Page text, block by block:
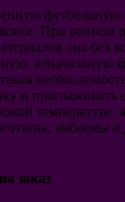
Бенфика
Спортинг
Селтик
Аль-
Аль-
Аль-Иттихад
Сборная
вовсе. При
она без
изначальную
и проглаживать
температуре,
эмблемы
заказ